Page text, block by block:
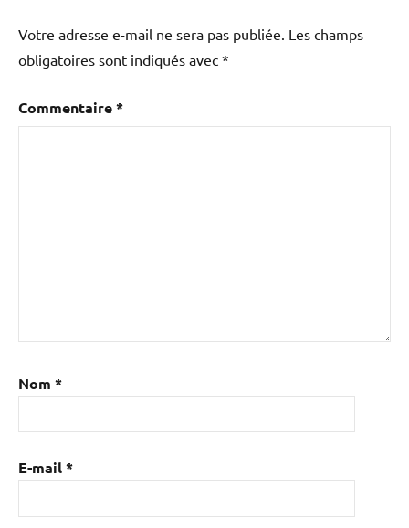
Votre adresse e-mail ne sera pas publiée. Les champs
obligatoires sont indiqués avec *
Commentaire*
Nom *
E-mail*